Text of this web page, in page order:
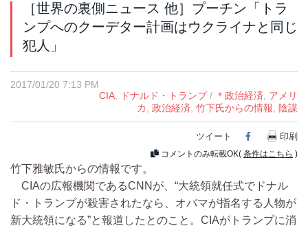
［世界の裏側ニュース 他］プーチン「トラ
ンプへのクーデター計画はウクライナと同じ
犯人」
2017/01/20 7:13 PM
CIA
ドナルド・トランプ/ ＊政治経済
アメリ
カ
政治経済 竹下氏からの情報 陰謀
ツイート Facebook
印刷
コメントのみ転載OK( 条件はこちら )
竹下雅敏氏からの情報です。
CIAの広報機関であるCNNが、“大統領就任式でドナル
ド・トランプが殺害されたなら、オバマが指名する人物が
新大統領になる”と報道したとのこと。CIAがトランプに消